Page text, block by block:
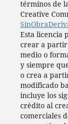
términos de
Creative
Esta licencia
crear a
medio o
y siempre
o crea a
modificado
incluye los
crédito al
comerciales